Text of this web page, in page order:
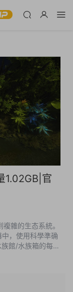
官
雜的生态系統。
，使用科學準确
館/水族箱的每個